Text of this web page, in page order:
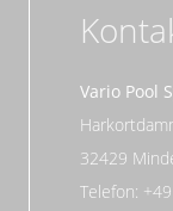
Vario Pool
32429
Telefon: